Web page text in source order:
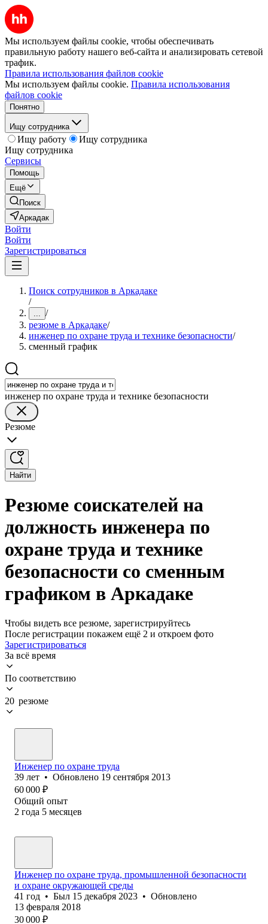
Мы используем файлы cookie, чтобы обеспечивать
правильную работу нашего веб-сайта и анализировать сетевой
трафик.
Правила использования файлов cookie
Мы используем файлы cookie. Правила использования
файлов cookie
Понятно
Ищу сотрудника
Ищу работу
Ищу сотрудника
Ищу сотрудника
Сервисы
Помощь
Ещё
Поиск
Аркадак
Войти
Войти
Зарегистрироваться
Поиск сотрудников в Аркадаке
/
... /
резюме в Аркадаке/
инженер по охране труда и технике безопасности/
сменный график
инженер по охране труда и технике безопасности
Резюме
Найти
Резюме соискателей на
должность инженера по
охране труда и технике
безопасности со сменным
графиком в Аркадаке
Чтобы видеть все резюме, зарегистрируйтесь
После регистрации покажем ещё 2 и откроем фото
Зарегистрироваться
За всё время
По соответствию
20 резюме
Инженер по охране труда
39 лет • Обновлено 19 сентября 2013
60 000 ₽
Общий опыт
2 года 5 месяцев
Инженер по охране труда, промышленной безопасности
и охране окружающей среды
41 год • Был 15 декабря 2023 • Обновлено
13 февраля 2018
30 000 ₽